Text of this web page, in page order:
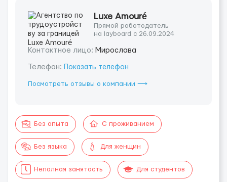
Luxe Amouré
Прямой работодатель
на layboard с 26.09.2024
Контактное лицо: Мирослава
Телефон: Показать телефон
Посмотреть отзывы о компании ⟶
Без опыта С проживанием
Без языка Для женщин
Неполная занятость Для студентов